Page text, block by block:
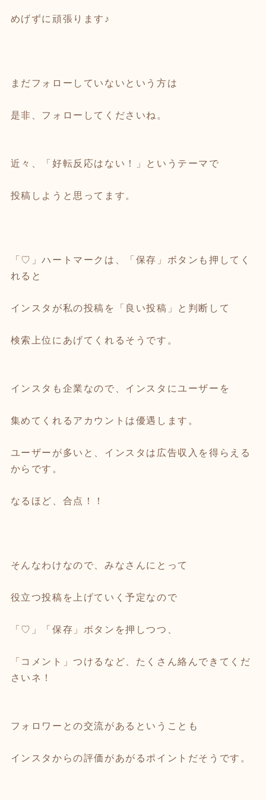
めげずに頑張ります♪
まだフォローしていないという方は
是非、フォローしてくださいね。
近々、「好転反応はない！」というテーマで
投稿しようと思ってます。
「♡」ハートマークは、「保存」ボタンも押してく
れると
インスタが私の投稿を「良い投稿」と判断して
検索上位にあげてくれるそうです。
インスタも企業なので、インスタにユーザーを
集めてくれるアカウントは優遇します。
ユーザーが多いと、インスタは広告収入を得らえる
からです。
なるほど、合点！！
そんなわけなので、みなさんにとって
役立つ投稿を上げていく予定なので
「♡」「保存」ボタンを押しつつ、
「コメント」つけるなど、たくさん絡んできてくだ
さいネ！
フォロワーとの交流があるということも
インスタからの評価があがるポイントだそうです。